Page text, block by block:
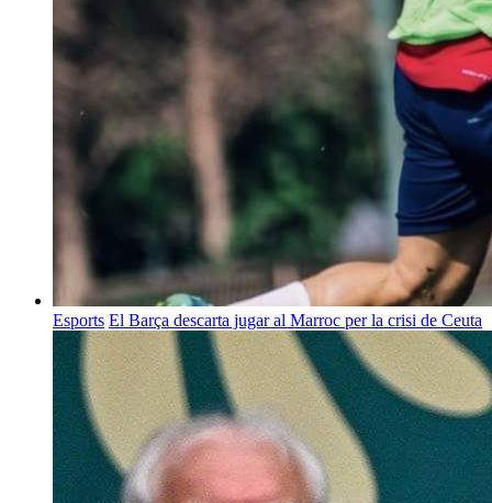
Esports El Barça descarta jugar al Marroc per la crisi de Ceuta